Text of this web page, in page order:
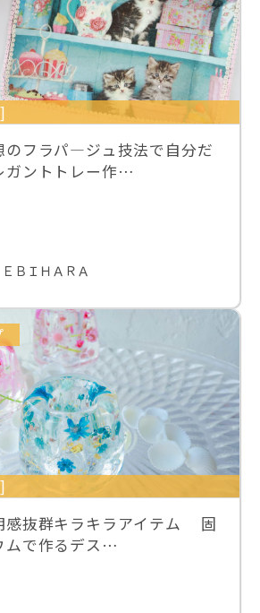
のフラパ―ジュ技法で自分だ
ガントトレー作…
ＢＩＨＡＲＡ
感抜群キラキラアイテム 固
ムで作るデス…